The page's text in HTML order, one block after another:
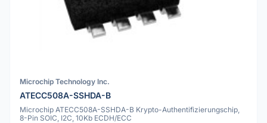
Microchip Technology Inc.
ATECC508A-SSHDA-B
Microchip ATECC508A-SSHDA-B Krypto-Authentifizierungschip,
8-Pin SOIC, I2C, 10Kb ECDH/ECC